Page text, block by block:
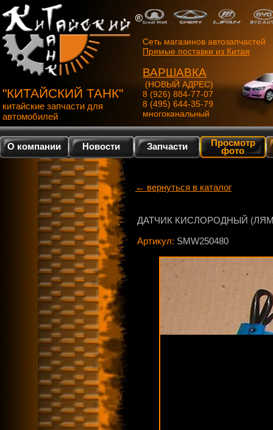
"КИТАЙСКИЙ ТАНК"
китайские запчасти для
автомобилей
Сеть магазинов автозапчастей
Прямые поставки из Китая
ВАРШАВКА
(НОВЫЙ АДРЕС)
8 (926) 884-77-07
8 (495) 644-35-79
многоканальный
О компании Новости Запчасти Просмотр
фото
← вернуться в каталог
ДАТЧИК КИСЛОРОДНЫЙ
Артикул: SMW250480